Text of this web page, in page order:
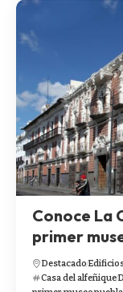
Conoce La
primer
Destacado
Casa del alfeñique